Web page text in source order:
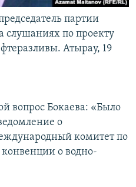
партии
слушаниях по проекту
Атырау, 19
вопрос Бокаева: «Было
о
комитет по
о водно-